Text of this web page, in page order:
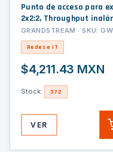
Punto de acceso para
2x2:2, Throughput
administración desde
GRANDSTREAM · SKU:
Redes e IT
$4,211.43 MXN
Stock: 372
VER